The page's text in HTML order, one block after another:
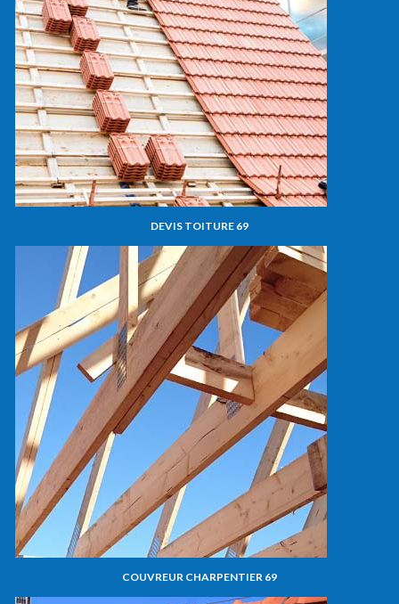
DEVIS TOITURE 69
COUVREUR CHARPENTIER 69